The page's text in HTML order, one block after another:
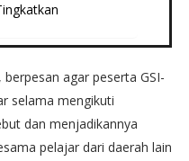
agar peserta GSI-
selama mengikuti
dan menjadikannya
pelajar dari daerah lain